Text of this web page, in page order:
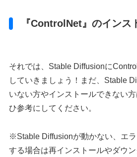
『ControlNet』のインス
それでは、Stable Diffusionに
していきましょう！まだ、Stable
いない方やインストールできない
ひ参考にしてください。
※Stable Diffusionが動かない、エ
する場合は再インストールやダウ